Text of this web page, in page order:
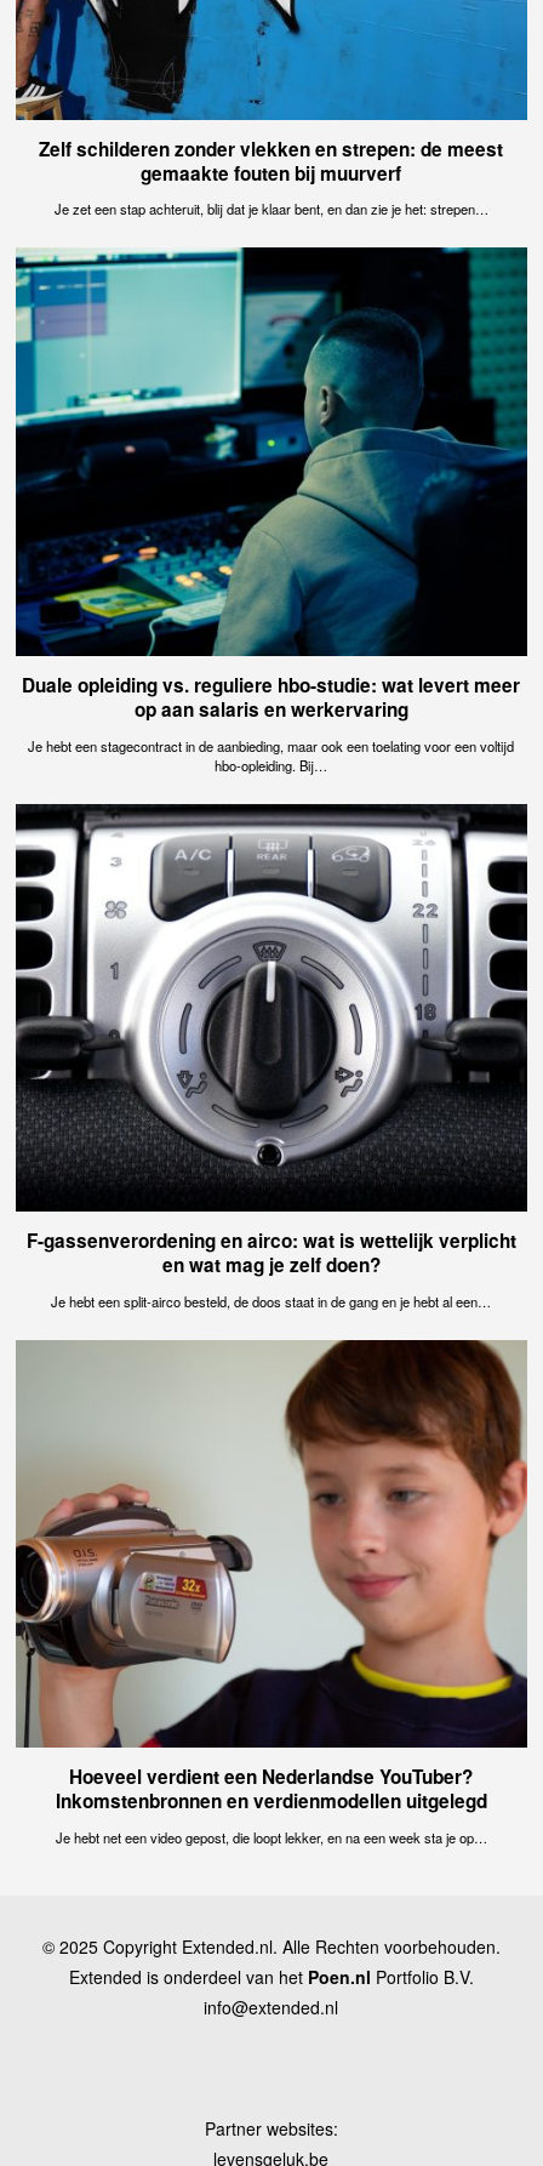
Zelf schilderen zonder vlekken en strepen: de meest
gemaakte fouten bij muurverf
Je zet een stap achteruit, blij dat je klaar bent, en dan zie je het: strepen…
Duale opleiding vs. reguliere hbo-studie: wat levert meer
op aan salaris en werkervaring
Je hebt een stagecontract in de aanbieding, maar ook een toelating voor een voltijd
hbo-opleiding. Bij…
F-gassenverordening en airco: wat is wettelijk verplicht
en wat mag je zelf doen?
Je hebt een split-airco besteld, de doos staat in de gang en je hebt al een…
Hoeveel verdient een Nederlandse YouTuber?
Inkomstenbronnen en verdienmodellen uitgelegd
Je hebt net een video gepost, die loopt lekker, en na een week sta je op…
© 2025 Copyright Extended.nl. Alle Rechten voorbehouden.
Extended is onderdeel van het Poen.nl Portfolio B.V.
info@extended.nl
Partner websites:
levensgeluk.be